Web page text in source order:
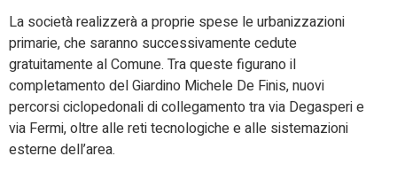
La società realizzerà a proprie spese le urbanizzazioni
primarie, che saranno successivamente cedute
gratuitamente al Comune. Tra queste figurano il
completamento del Giardino Michele De Finis, nuovi
percorsi ciclopedonali di collegamento tra via Degasperi e
via Fermi, oltre alle reti tecnologiche e alle sistemazioni
esterne dell’area.